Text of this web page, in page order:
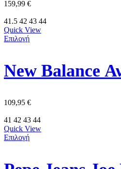
159,99 €
41.5 42 43 44
Quick View
Επιλογή
109,95 €
41 42 43 44
Quick View
Επιλογή